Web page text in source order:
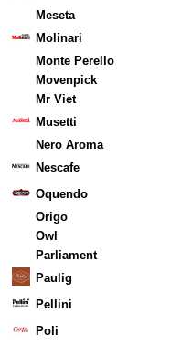
Meseta
Molinari
Monte Perello
Movenpick
Mr Viet
Musetti
Nero Aroma
Nescafe
Oquendo
Origo
Owl
Parliament
Paulig
Pellini
Poli